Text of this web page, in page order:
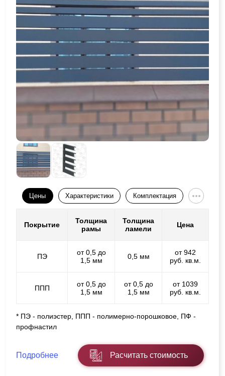
Цены Характеристики Комплектация
Покрытие
Толщина
рамы
Толщина
ламели
Цена
ПЭ
от 0,5 до
1,5 мм
0,5 мм
от 942
руб. кв.м.
ППП
от 0,5 до
1,5 мм
от 0,5 до
1,5 мм
от 1039
руб. кв.м.
* ПЭ - полиэстер, ППП - полимерно-порошковое, ПФ -
профнастил
Подробнее Расчитать стоимость